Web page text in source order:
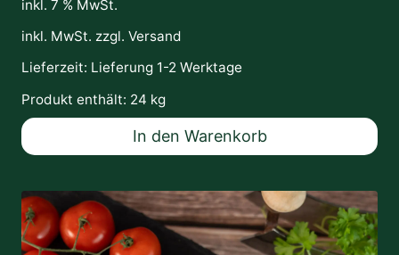
inkl. 7 % MwSt.
inkl. MwSt. zzgl. Versand
Lieferzeit: Lieferung 1-2 Werktage
Produkt enthält: 24 kg
In den Warenkorb